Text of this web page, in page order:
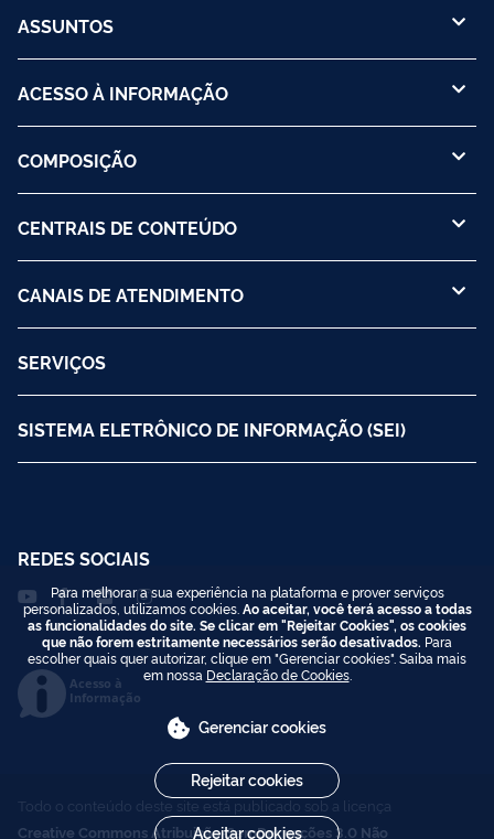
ASSUNTOS
ACESSO À INFORMAÇÃO
COMPOSIÇÃO
CENTRAIS DE CONTEÚDO
CANAIS DE ATENDIMENTO
SERVIÇOS
SISTEMA ELETRÔNICO DE INFORMAÇÃO (SEI)
REDES SOCIAIS
Acesso à
Informação
Todo o conteúdo deste site está publicado sob a licença
Creative Commons Atribuição-SemDerivações 3.0 Não
Para melhorar a sua experiência na plataforma e prover serviços
personalizados, utilizamos cookies. Ao aceitar, você terá acesso a todas
as funcionalidades do site. Se clicar em "Rejeitar Cookies", os cookies
que não forem estritamente necessários serão desativados. Para
escolher quais quer autorizar, clique em "Gerenciar cookies". Saiba mais
em nossa Declaração de Cookies.
Gerenciar cookies
Rejeitar cookies
Aceitar cookies